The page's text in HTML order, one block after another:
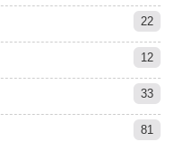
22
12
33
81